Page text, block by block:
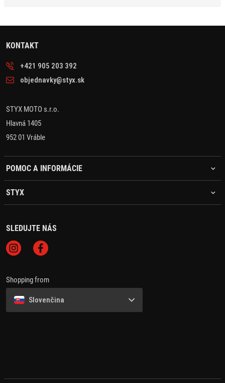
KONTAKT
+421 905 203 392
objednavky@styx.sk
STYX MOTO s.r.o.
Hlavná 1405
952 01 Vráble
POMOC A INFORMÁCIE
STYX
SLEDUJTE NÁS
Shopping from
Slovenčina